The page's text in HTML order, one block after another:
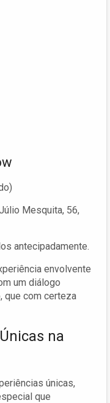
Mesquita, 56,
antecipadamente.
envolvente
um diálogo
que com certeza
na
únicas,
que